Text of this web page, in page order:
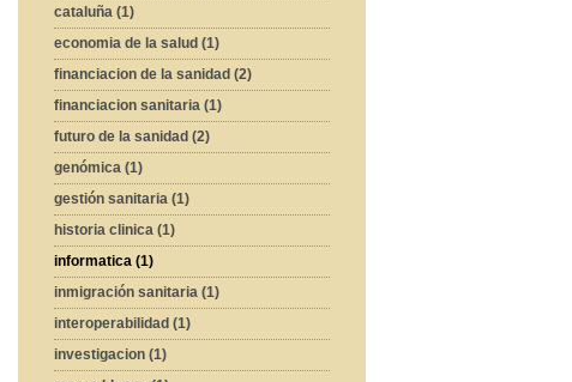
cataluña (1)
economia de la salud (1)
financiacion de la sanidad (2)
financiacion sanitaria (1)
futuro de la sanidad (2)
genómica (1)
gestión sanitaria (1)
historia clinica (1)
informatica (1)
inmigración sanitaria (1)
interoperabilidad (1)
investigacion (1)